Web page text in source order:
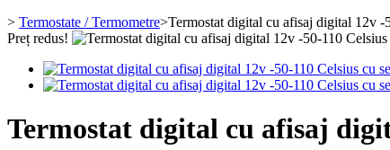
> Termostate / Termometre>Termostat digital cu afisaj digital 12v -
Preț redus!
Termostat digital cu afisaj